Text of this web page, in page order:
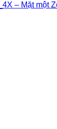
– Mặt một